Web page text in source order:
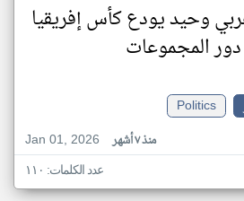
وحيد يودع كأس إفريقيا
Politics
Jan 01, 2026
منذ ٧ أشهر
عدد الكلمات: ١١٠